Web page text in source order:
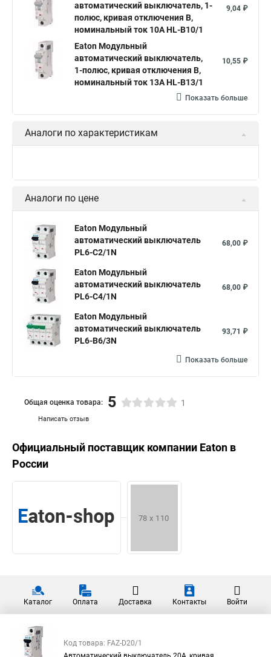
автоматический выключатель, 1-
полюс, кривая отключения B,
номинальный ток 10А HL-B10/1
9,04 ₽
Eaton Модульный
автоматический выключатель,
1-полюс, кривая отключения B,
номинальный ток 13А HL-B13/1
10,55 ₽
Показать больше
Аналоги по характеристикам
Аналоги по цене
Eaton Модульный
автоматический выключатель
PL6-C2/1N
68,00 ₽
Eaton Модульный
автоматический выключатель
PL6-C4/1N
68,00 ₽
Eaton Модульный
автоматический выключатель
PL6-B6/3N
93,71 ₽
Показать больше
Написать отзыв
Общая оценка товара: 5 1
Официальный поставщик компании Eaton в
России
Каталог Оплата Доставка Контакты Войти
Код товара: FAZ-D20/1